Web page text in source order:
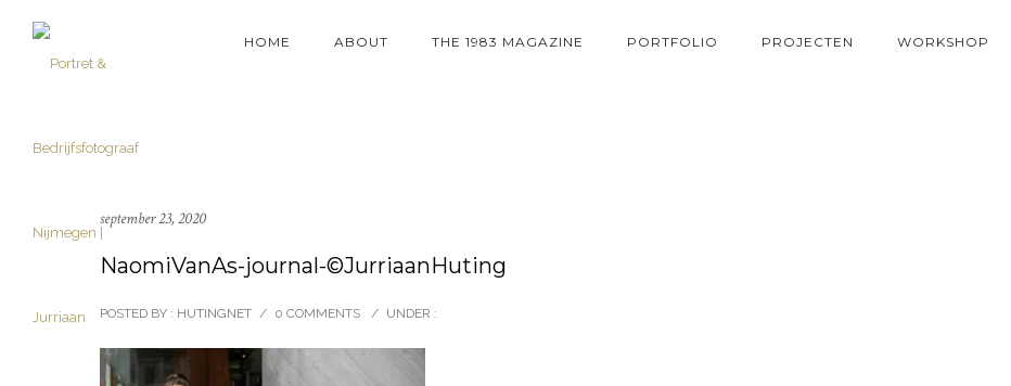
HOME ABOUT THE 1983 MAGAZINE PORTFOLIO PROJECTEN WORKSHOP
september 23, 2020
NaomiVanAs-journal-©JurriaanHuting
POSTED BY : HUTINGNET / 0 COMMENTS / UNDER :